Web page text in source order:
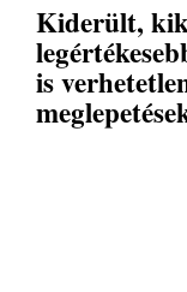
Kiderült,
is